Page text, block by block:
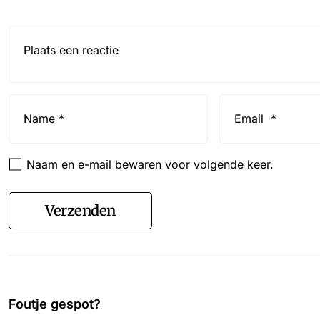
Naam en e-mail bewaren voor volgende keer.
Verzenden
Foutje gespot?